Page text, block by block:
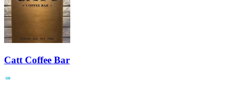
Catt Coffee Bar